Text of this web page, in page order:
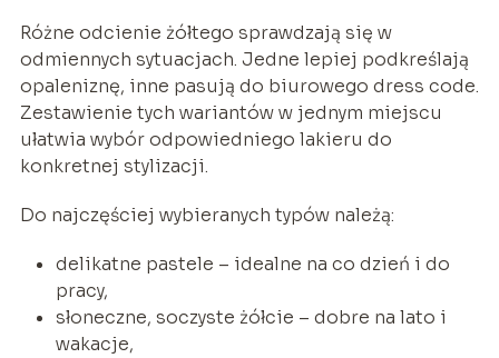
Różne odcienie żółtego sprawdzają się w
odmiennych sytuacjach. Jedne lepiej podkreślają
opaleniznę, inne pasują do biurowego dress code.
Zestawienie tych wariantów w jednym miejscu
ułatwia wybór odpowiedniego lakieru do
konkretnej stylizacji.
Do najczęściej wybieranych typów należą:
delikatne pastele – idealne na co dzień i do
pracy,
słoneczne, soczyste żółcie – dobre na lato i
wakacje,